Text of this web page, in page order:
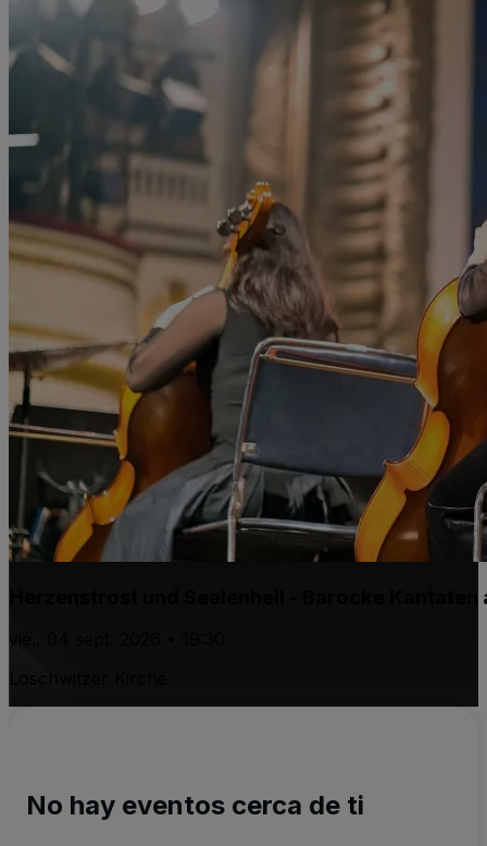
Herzenstrost und Seelenheil - Barocke
No hay eventos cerca de ti